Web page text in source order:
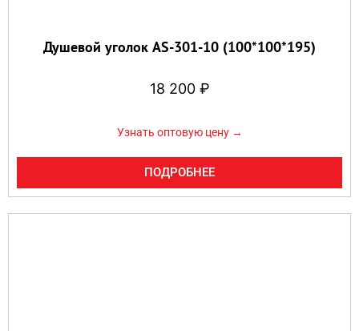
Душевой уголок AS-301-10 (100*100*195)
18 200 ₽
Узнать оптовую цену →
ПОДРОБНЕЕ